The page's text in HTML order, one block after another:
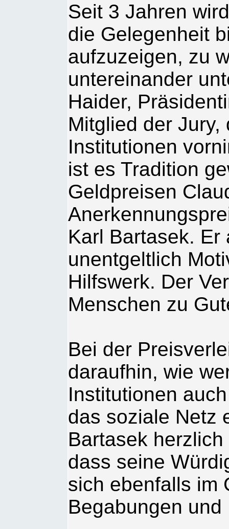
Seit 3 Jahren
die Gelegenheit
aufzuzeigen, zu
untereinander
Haider,
Mitglied der
Institutionen
ist es Tradition
Geldpreisen
Karl Bartasek.
unentgeltlich
Hilfswerk. Der
Menschen zu
Bei der
daraufhin, wie
Institutionen
das soziale Netz
Bartasek
dass seine
sich ebenfalls im
Begabungen